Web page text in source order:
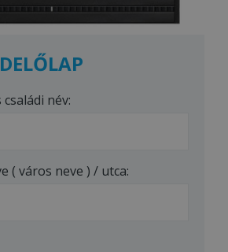
név:
( város neve ) / utca: